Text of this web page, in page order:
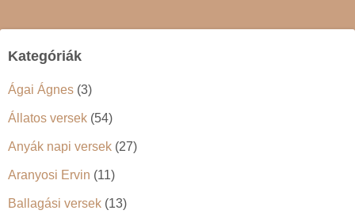
Kategóriák
Ágai Ágnes (3)
Állatos versek (54)
Anyák napi versek (27)
Aranyosi Ervin (11)
Ballagási versek (13)